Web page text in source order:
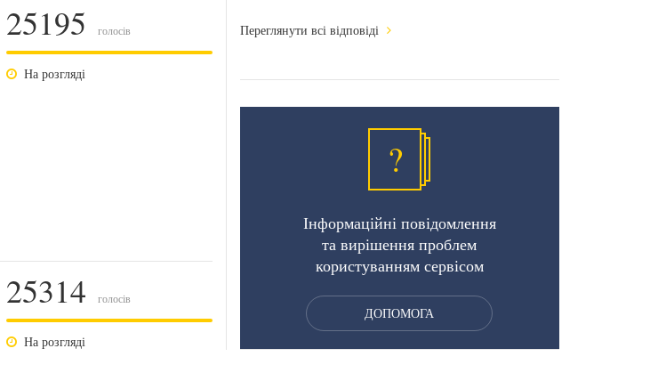
25195 голосів
На розгляді
25314 голосів
На розгляді
Переглянути всі відповіді
?
Інформаційні повідомлення
та вирішення проблем
користуванням сервісом
ДОПОМОГА